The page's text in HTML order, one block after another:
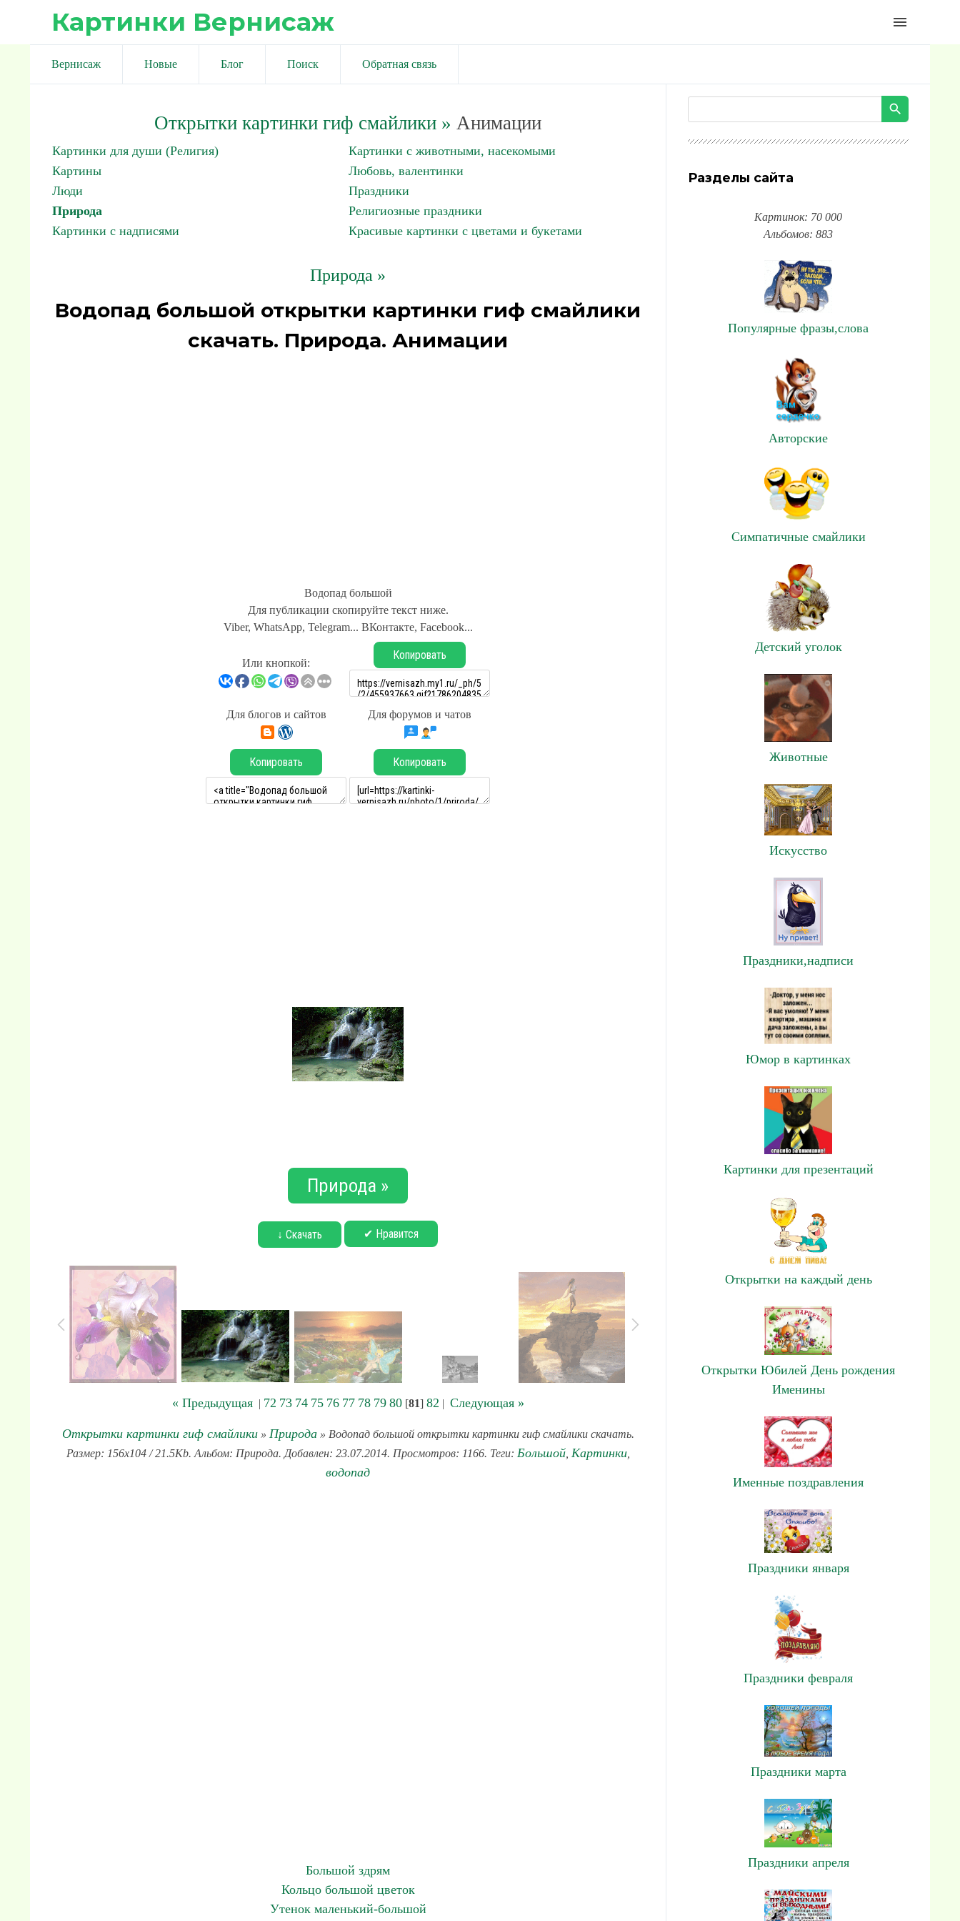
Картинки Вернисаж menu
Вернисаж Новые Блог Поиск Обратная связь
Открытки картинки гиф смайлики » Анимации
Картинки для души (Религия)
Картинки с животными, насекомыми
Картины
Любовь, валентинки
Люди
Праздники
Природа
Религиозные праздники
Картинки с надписями
Красивые картинки с цветами и букетами
Природа »
Водопад большой открытки картинки гиф смайлики
скачать. Природа. Анимации
Водопад большой
Для публикации скопируйте текст ниже.
Viber, WhatsApp, Telegram... ВКонтакте, Facebook...
Или кнопкой:
Копировать
Для блогов и сайтов Для форумов и чатов
Копировать Копировать
Природа »
↓ Скачать ✔ Нравится
« Предыдущая| 72 73 74 75 76 77 78 79 80[81] 82 | Следующая »
Открытки картинки гиф смайлики» Природа» Водопад большой открытки картинки гиф смайлики скачать.
Размер: 156x104 / 21.5Kb. Альбом: Природа. Добавлен: 23.07.2014. Просмотров: 1166. Теги: Большой, Картинки,
водопад
Большой здрям
Кольцо большой цветок
Утенок маленький-большой
Разделы сайта
Картинок: 70 000
Альбомов: 883
Популярные фразы,слова
Авторские
Симпатичные смайлики
Детский уголок
Животные
Искусство
Праздники,надписи
Юмор в картинках
Картинки для презентаций
Открытки на каждый день
Открытки Юбилей День рождения
Именины
Именные поздравления
Праздники января
Праздники февраля
Праздники марта
Праздники апреля